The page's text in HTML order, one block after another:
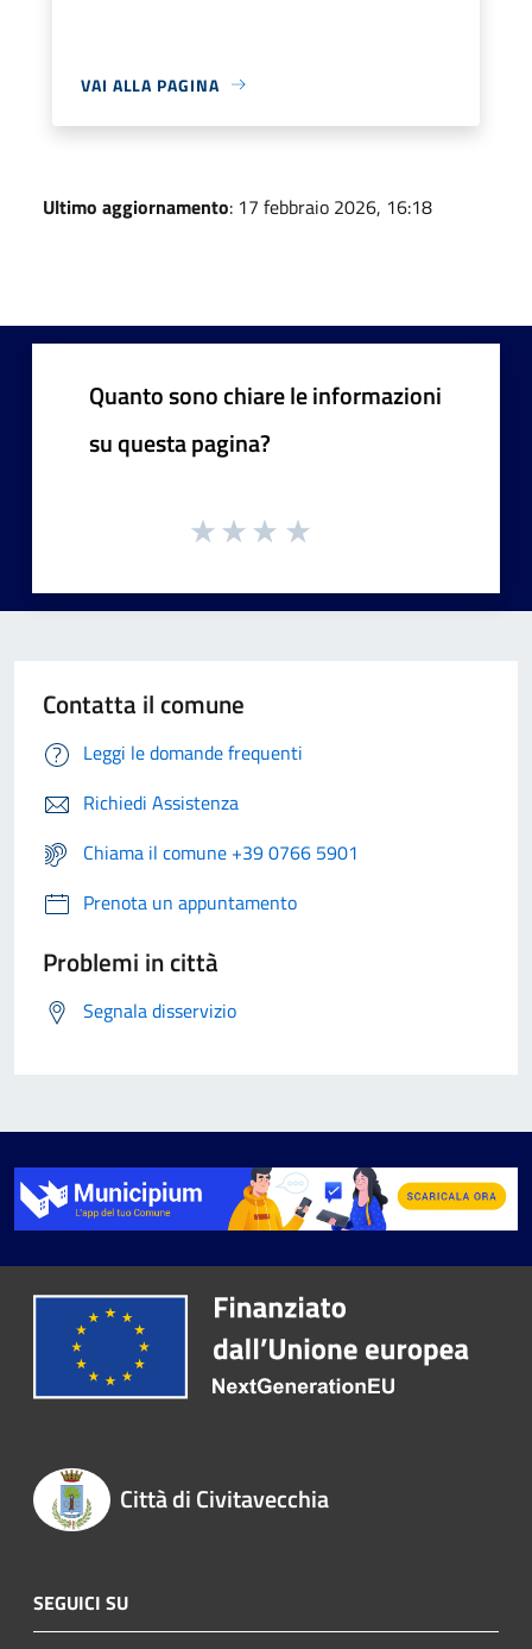
VAI ALLA PAGINA
Ultimo aggiornamento: 17 febbraio 2026, 16:18
Quanto sono chiare le informazioni
su questa pagina?
Contatta il comune
Leggi le domande frequenti
Richiedi Assistenza
Chiama il comune +39 0766 5901
Prenota un appuntamento
Problemi in città
Segnala disservizio
Città di Civitavecchia
SEGUICI SU